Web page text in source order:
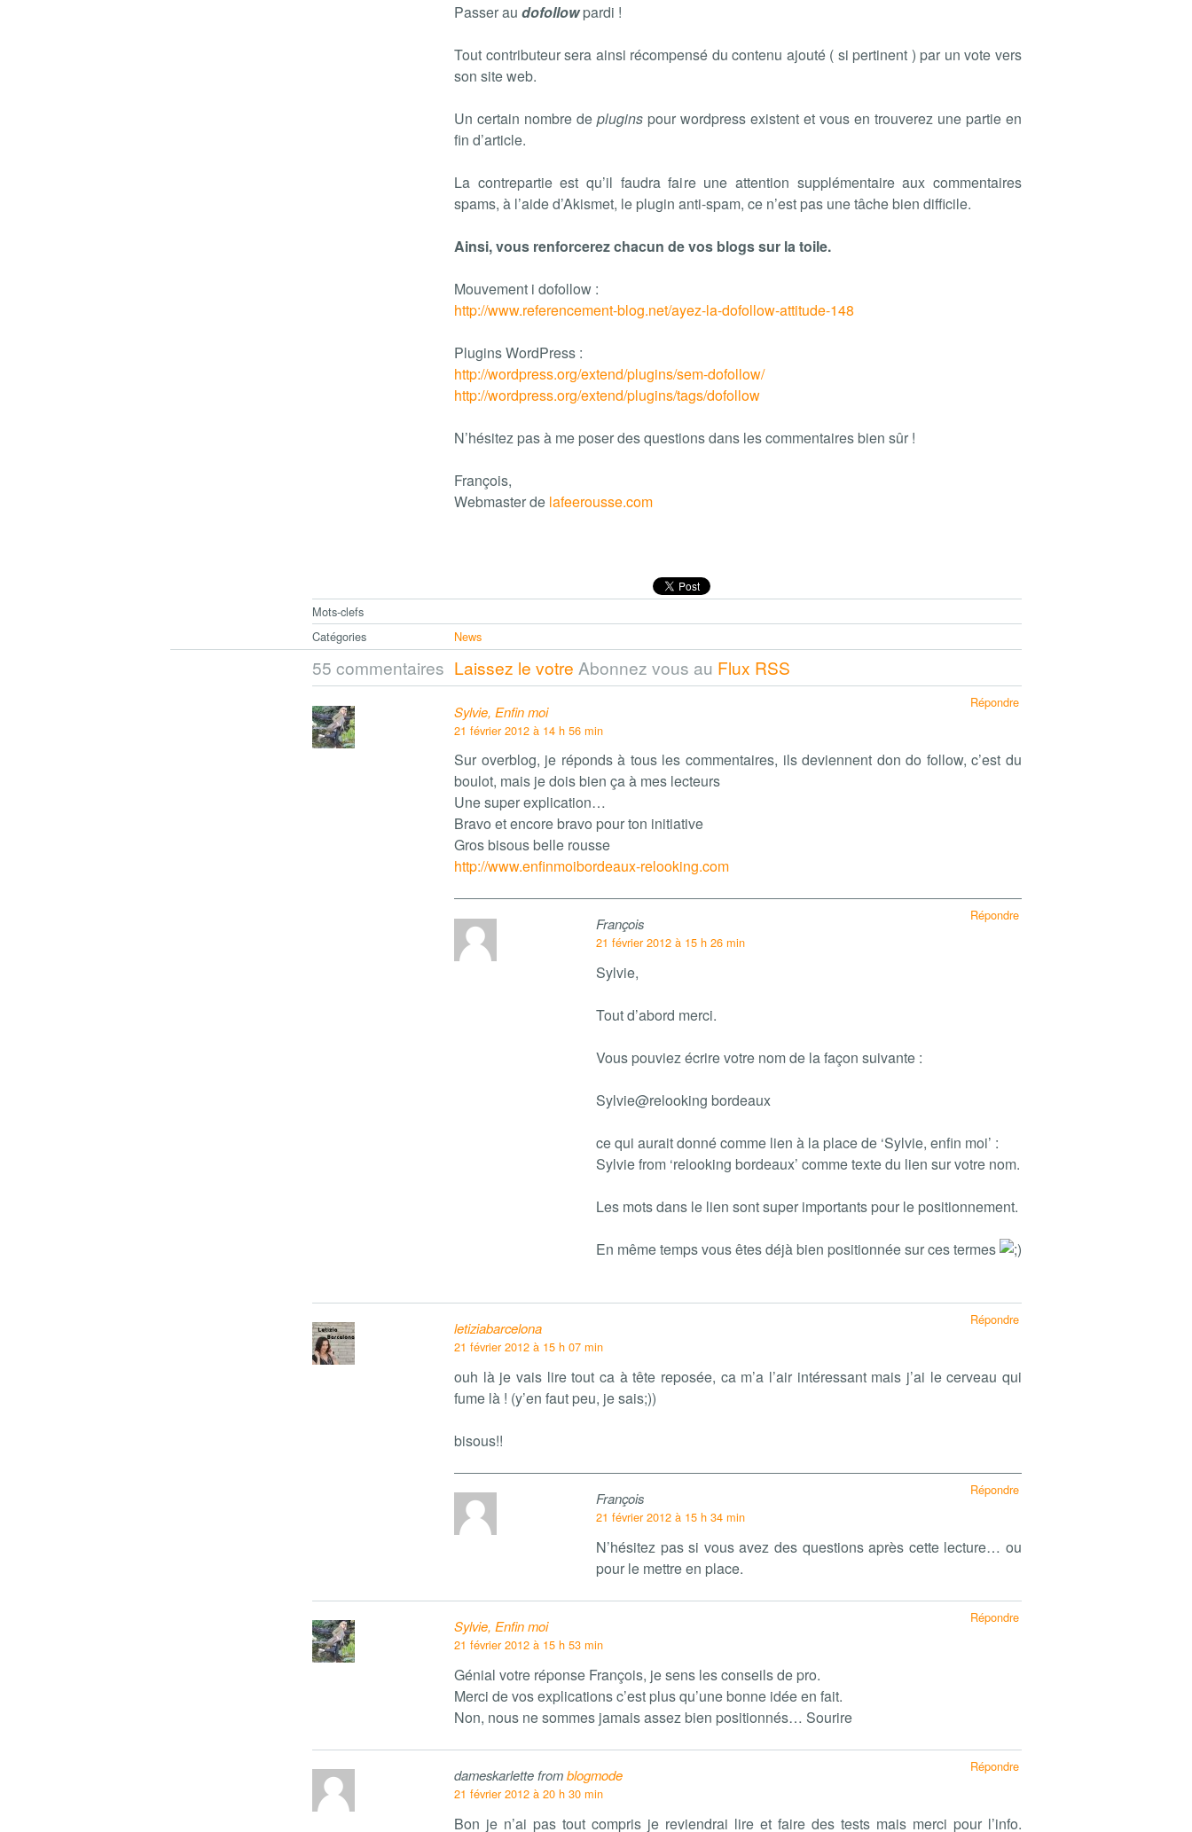
Passer au dofollowpardi !
Tout contributeur sera ainsi récompensé du contenu ajouté ( si pertinent ) par un vote vers
son site web.
Un certain nombre de plugins pour wordpress existent et vous en trouverez une partie en
fin d’article.
La contrepartie est qu’il faudra faire une attention supplémentaire aux commentaires
spams, à l’aide d’Akismet, le plugin anti-spam, ce n’est pas une tâche bien difficile.
Ainsi, vous renforcerez chacun de vos blogs sur la toile.
Mouvement i dofollow :
http://www.referencement-blog.net/ayez-la-dofollow-attitude-148
Plugins WordPress :
http://wordpress.org/extend/plugins/sem-dofollow/
http://wordpress.org/extend/plugins/tags/dofollow
N’hésitez pas à me poser des questions dans les commentaires bien sûr !
François,
Webmaster de lafeerousse.com
Mots-clefs
Catégories
News
55 commentaires Laissez le votre Abonnez vous au Flux RSS
Sylvie, Enfin moi
21 février 2012 à 14 h 56 min
Sur overblog, je réponds à tous les commentaires, ils deviennent don do follow, c’est du
boulot, mais je dois bien ça à mes lecteurs
Une super explication…
Bravo et encore bravo pour ton initiative
Gros bisous belle rousse
http://www.enfinmoibordeaux-relooking.com
Répondre
François
21 février 2012 à 15 h 26 min
Sylvie,
Tout d’abord merci.
Vous pouviez écrire votre nom de la façon suivante :
Sylvie@relooking bordeaux
ce qui aurait donné comme lien à la place de ‘Sylvie, enfin moi’ :
Sylvie from ‘relooking bordeaux’ comme texte du lien sur votre nom.
Les mots dans le lien sont super importants pour le positionnement.
En même temps vous êtes déjà bien positionnée sur ces termes
Répondre
letiziabarcelona
21 février 2012 à 15 h 07 min
ouh là je vais lire tout ca à tête reposée, ca m’a l’air intéressant mais j’ai le cerveau qui
fume là ! (y’en faut peu, je sais;))
bisous!!
Répondre
François
21 février 2012 à 15 h 34 min
N’hésitez pas si vous avez des questions après cette lecture… ou
pour le mettre en place.
Répondre
Sylvie, Enfin moi
21 février 2012 à 15 h 53 min
Génial votre réponse François, je sens les conseils de pro.
Merci de vos explications c’est plus qu’une bonne idée en fait.
Non, nous ne sommes jamais assez bien positionnés… Sourire
Répondre
dameskarlette fromblogmode
21 février 2012 à 20 h 30 min
Bon je n’ai pas tout compris je reviendrai lire et faire des tests mais merci pour l’info.
Répondre